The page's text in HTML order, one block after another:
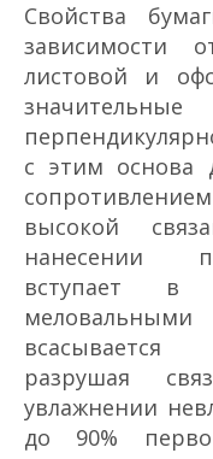
Свойства
зависимости
листовой и
с этим основа
высокой
нанесении
вступает
разрушая
увлажнении
до 90%